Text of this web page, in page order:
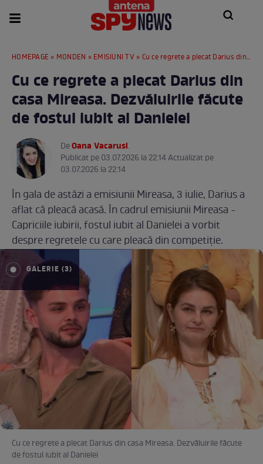
HOMEPAGE » MONDEN » EMISIUNI TV » Cu ce regrete a plecat Darius din casa Mireasa. Dezvăluirile făcute de fostul iubit al Danielei
Cu ce regrete a plecat Darius din
casa Mireasa. Dezvăluirile făcute
de fostul iubit al Danielei
DeOana Vacarusi.
Publicat pe 03.07.2026 la 22:14 Actualizat pe
03.07.2026 la 22:14
În gala de astăzi a emisiunii Mireasa, 3 iulie, Darius a
aflat că pleacă acasă. În cadrul emisiunii Mireasa -
Capriciile iubirii, fostul iubit al Danielei a vorbit
despre regretele cu care pleacă din competiție.
GALERIE (3)
Cu ce regrete a plecat Darius din casa Mireasa. Dezvăluirile făcute
de fostul iubit al Danielei